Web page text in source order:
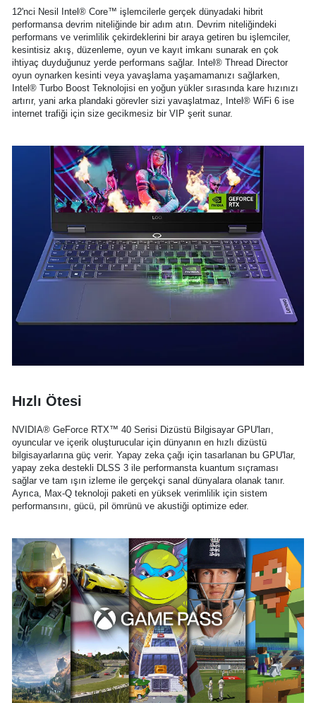
12'nci Nesil Intel® Core™ işlemcilerle gerçek dünyadaki hibrit
performansa devrim niteliğinde bir adım atın. Devrim niteliğindeki
performans ve verimlilik çekirdeklerini bir araya getiren bu işlemciler,
kesintisiz akış, düzenleme, oyun ve kayıt imkanı sunarak en çok
ihtiyaç duyduğunuz yerde performans sağlar. Intel® Thread Director
oyun oynarken kesinti veya yavaşlama yaşamamanızı sağlarken,
Intel® Turbo Boost Teknolojisi en yoğun yükler sırasında kare hızınızı
artırır, yani arka plandaki görevler sizi yavaşlatmaz, Intel® WiFi 6 ise
internet trafiği için size gecikmesiz bir VIP şerit sunar.
Hızlı Ötesi
NVIDIA® GeForce RTX™ 40 Serisi Dizüstü Bilgisayar GPU'ları,
oyuncular ve içerik oluşturucular için dünyanın en hızlı dizüstü
bilgisayarlarına güç verir. Yapay zeka çağı için tasarlanan bu GPU'lar,
yapay zeka destekli DLSS 3 ile performansta kuantum sıçraması
sağlar ve tam ışın izleme ile gerçekçi sanal dünyalara olanak tanır.
Ayrıca, Max-Q teknoloji paketi en yüksek verimlilik için sistem
performansını, gücü, pil ömrünü ve akustiği optimize eder.